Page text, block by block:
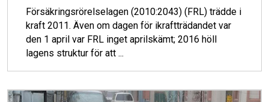
Försäkringsrörelselagen (2010:2043) (FRL) trädde i
kraft 2011. Även om dagen för ikraftträdandet var
den 1 april var FRL inget aprilskämt; 2016 höll
lagens struktur för att ...